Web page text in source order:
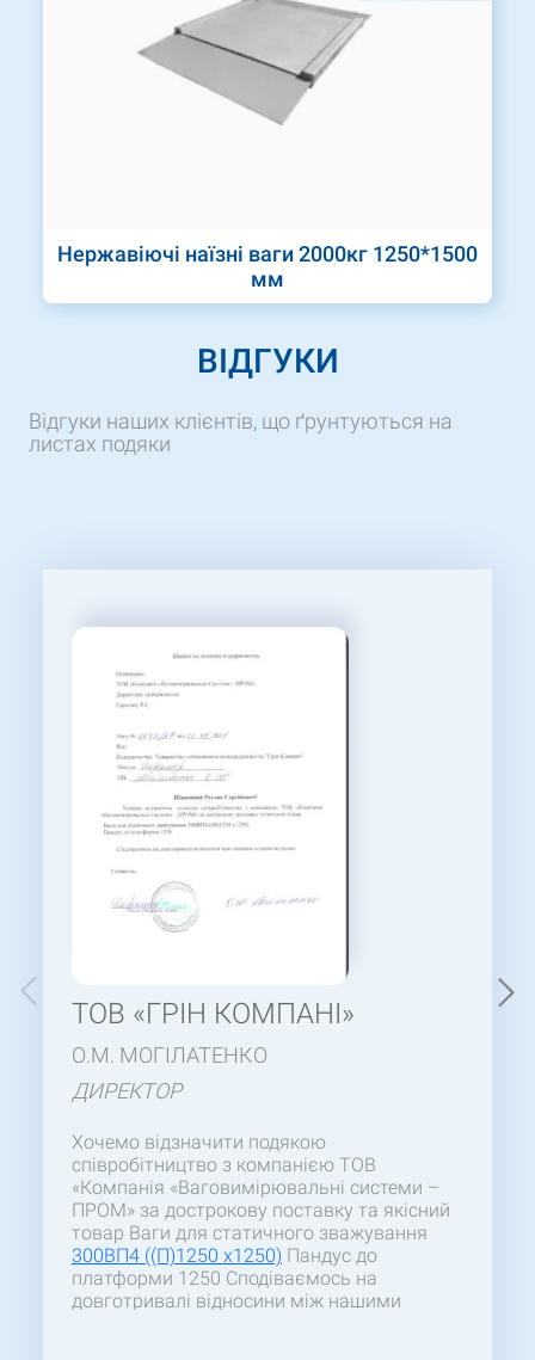
Нержавіючі наїзні ваги 2000кг 1250*1500
мм
ВІДГУКИ
Відгуки наших клієнтів, що ґрунтуються на
листах подяки
ТОВ «ГРІН КОМПАНІ»
О.М. МОГІЛАТЕНКО
ДИРЕКТОР
Хочемо відзначити подякою
співробітництво з компанією ТОВ
«Компанія «Ваговимірювальні системи –
ПРОМ» за дострокову поставку та якісний
товар Ваги для статичного зважування
300ВП4 ((П)1250 x1250) Пандус до
платформи 1250 Сподіваємось на
довготривалі відносини між нашими